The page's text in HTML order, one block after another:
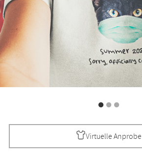
Virtuelle Anprobe